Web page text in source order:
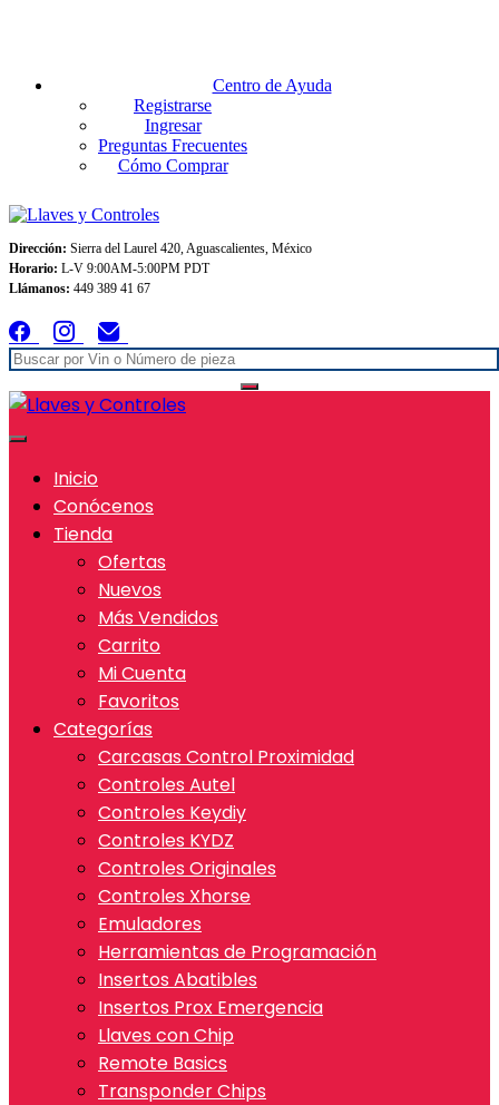
Centro de Ayuda
Registrarse
Ingresar
Preguntas Frecuentes
Cómo Comprar
Dirección: Sierra del Laurel 420, Aguascalientes, México
Horario: L-V 9:00AM-5:00PM PDT
Llámanos: 449 389 41 67
Inicio
Conócenos
Tienda
Ofertas
Nuevos
Más Vendidos
Carrito
Mi Cuenta
Favoritos
Categorías
Carcasas Control Proximidad
Controles Autel
Controles Keydiy
Controles KYDZ
Controles Originales
Controles Xhorse
Emuladores
Herramientas de Programación
Insertos Abatibles
Insertos Prox Emergencia
Llaves con Chip
Remote Basics
Transponder Chips